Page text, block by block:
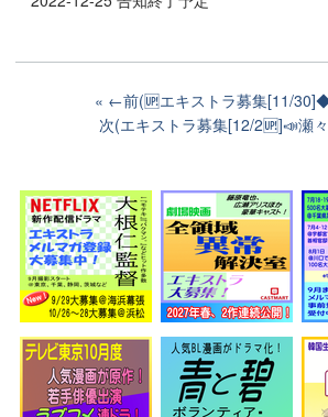
←前(🆙エキストラ募集[11/
次(エキストラ募集[12/2🆙]📣瀬